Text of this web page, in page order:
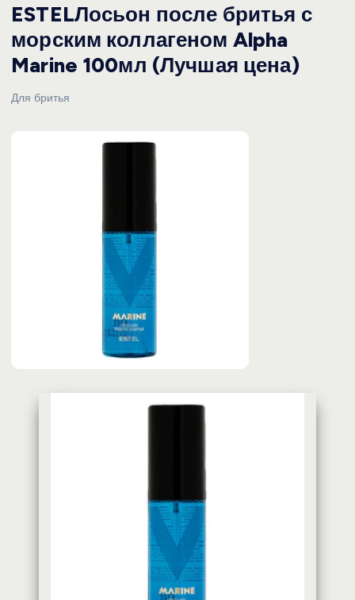
ESTELЛосьон после бритья с
морским коллагеном Alpha
Marine 100мл (Лучшая цена)
Для бритья